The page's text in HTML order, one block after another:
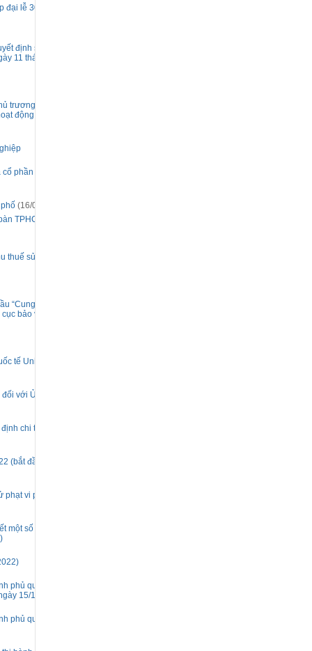
lễ 30/4
định số
11 tháng 3
trương sắp
động không
phần của
(16/04/2025)
TPHCM
thuế sử dụng
“Cung cấp và
bảo vệ môi
tế Unilever
với Ủy ban
chi tiết một
(bắt đầu có
vi phạm
một số điều và
phủ quy định
15/11/2021)
phủ quy định